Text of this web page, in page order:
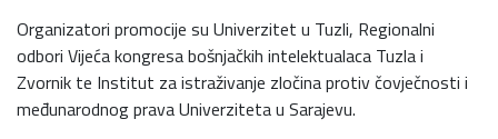
Organizatori promocije su Univerzitet u Tuzli, Regionalni
odbori Vijeća kongresa bošnjačkih intelektualaca Tuzla i
Zvornik te Institut za istraživanje zločina protiv čovječnosti i
međunarodnog prava Univerziteta u Sarajevu.